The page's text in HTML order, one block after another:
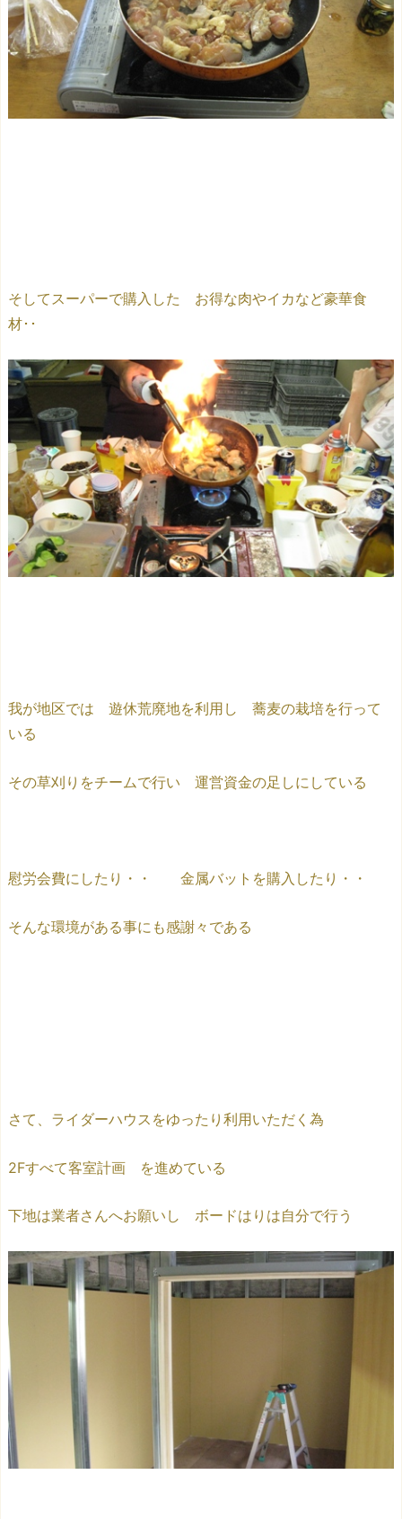
そしてスーパーで購入した お得な肉やイカなど豪華食
材･･
我が地区では 遊休荒廃地を利用し 蕎麦の栽培を行って
いる
その草刈りをチームで行い 運営資金の足しにしている
慰労会費にしたり・・ 金属バットを購入したり・・
そんな環境がある事にも感謝々である
さて、ライダーハウスをゆったり利用いただく為
2Fすべて客室計画 を進めている
下地は業者さんへお願いし ボードはりは自分で行う